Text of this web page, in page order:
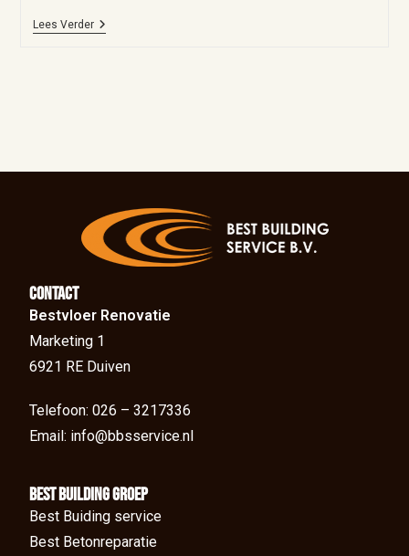
Lees Verder
Contact
Bestvloer Renovatie
Marketing 1
6921 RE Duiven
Telefoon: 026 – 3217336
Email: info@bbsservice.nl
BEst Building groep
Best Buiding service
Best Betonreparatie